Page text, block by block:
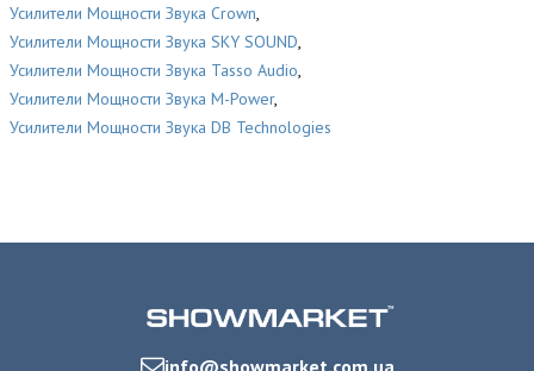
Усилители Мощности Звука Crown,
Усилители Мощности Звука SKY SOUND,
Усилители Мощности Звука Tasso Audio,
Усилители Мощности Звука M-Power,
Усилители Мощности Звука DB Technologies